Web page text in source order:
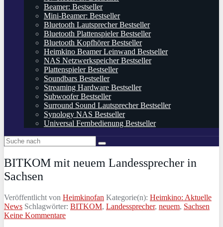
Beamer: Bestseller
Mini-Beamer: Bestseller
Bluetooth Lautsprecher Bestseller
Bluetooth Plattenspieler Bestseller
Bluetooth Kopfhörer Bestseller
Heimkino Beamer Leinwand Bestseller
NAS Netzwerkspeicher Bestseller
Plattenspieler Bestseller
Soundbars Bestseller
Streaming Hardware Bestseller
Subwoofer Bestseller
Surround Sound Lautsprecher Bestseller
Synology NAS Bestseller
Universal Fernbedienung Bestseller
BITKOM mit neuem Landessprecher in
Sachsen
Veröffentlicht von Heimkinofan Kategorie(n): Heimkino: Aktuelle
News Schlagwörter: BITKOM, Landessprecher, neuem, Sachsen
Keine Kommentare